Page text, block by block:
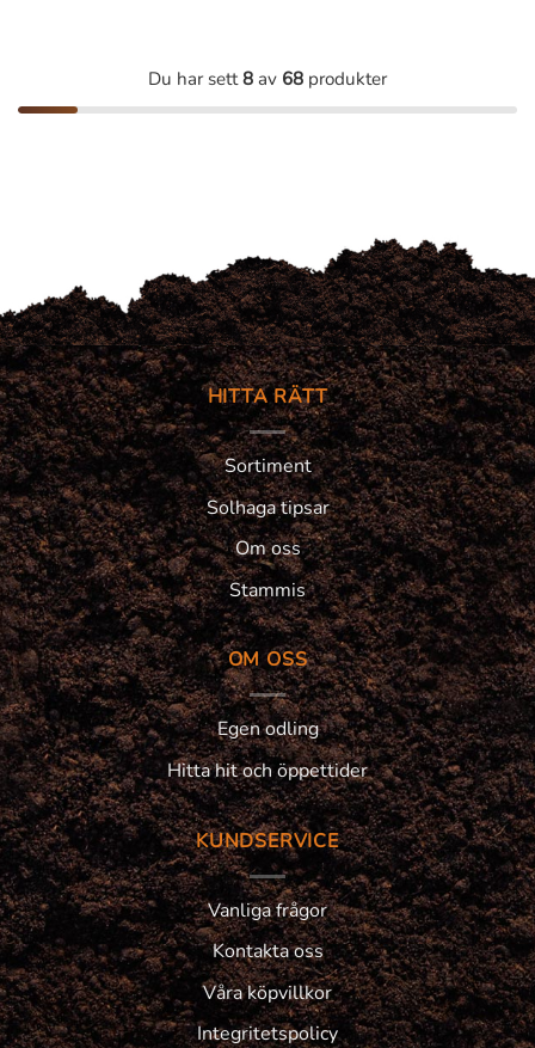
Du har sett8 av 68 produkter
HITTA RÄTT
Sortiment
Solhaga tipsar
Om oss
Stammis
OM OSS
Egen odling
Hitta hit och öppettider
KUNDSERVICE
Vanliga frågor
Kontakta oss
Våra köpvillkor
Integritetspolicy